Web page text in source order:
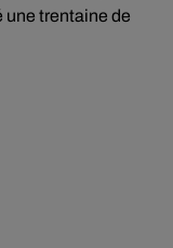
une trentaine de